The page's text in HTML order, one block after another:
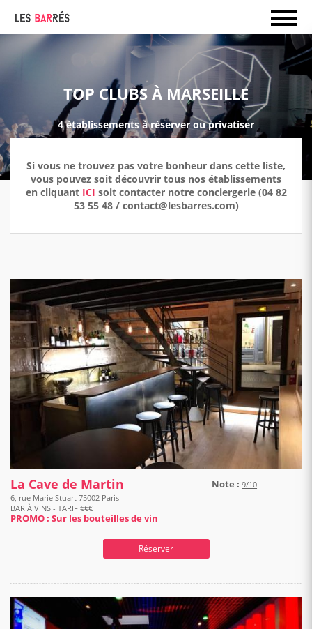
TOP CLUBS À MARSEILLE
4 établissements à réserver ou privatiser
Si vous ne trouvez pas votre bonheur dans cette liste,
vous pouvez soit découvrir tous nos établissements
en cliquant ICI soit contacter notre conciergerie (04 82
53 55 48 / contact@lesbarres.com)
La Cave de Martin Note : 9/10
6, rue Marie Stuart 75002 Paris
BAR À VINS - TARIF €€€
PROMO : Sur les bouteilles de vin
Réserver